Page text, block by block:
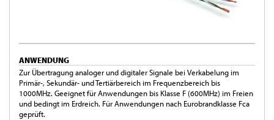
ANWENDUNG
Zur Übertragung analoger und digitaler Signale bei Verkabelung im
Primär-, Sekundär- und Tertiärbereich im Frequenzbereich bis
1000MHz. Geeignet für Anwendungen bis Klasse F (600MHz) im Freien
und bedingt im Erdreich. Für Anwendungen nach Eurobrandklasse Fca
geprüft.